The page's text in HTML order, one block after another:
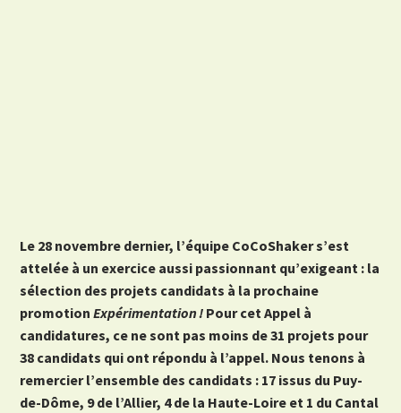
Le 28 novembre dernier, l’équipe CoCoShaker s’est
attelée à un exercice aussi passionnant qu’exigeant : la
sélection des projets candidats à la prochaine
promotionExpérimentation ! Pour cet Appel à
candidatures, ce ne sont pas moins de 31 projets pour
38 candidats qui ont répondu à l’appel. Nous tenons à
remercier l’ensemble des candidats : 17 issus du Puy-
de-Dôme, 9 de l’Allier, 4 de la Haute-Loire et 1 du Cantal